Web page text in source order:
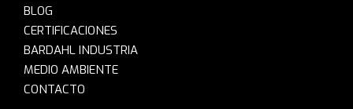
BLOG
CERTIFICACIONES
BARDAHL INDUSTRIA
MEDIO AMBIENTE
CONTACTO